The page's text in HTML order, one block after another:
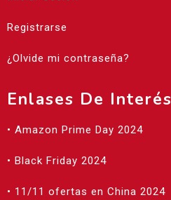
Registrarse
¿Olvide mi contraseña?
Enlases De Interés
• Amazon Prime Day 2024
• Black Friday 2024
• 11/11 ofertas en China 2024